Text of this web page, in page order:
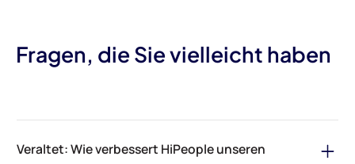
Fragen, die Sie vielleicht haben
Veraltet: Wie verbessert HiPeople unseren